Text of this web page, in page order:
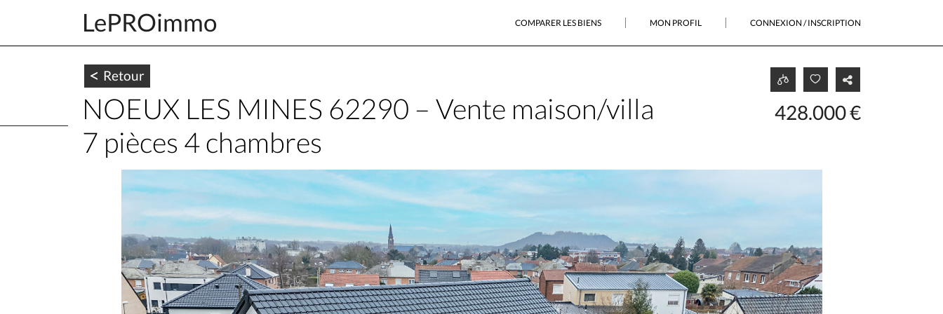
LePROimmo COMPARER LES BIENS MON PROFIL CONNEXION / INSCRIPTION
< Retour
NOEUX LES MINES 62290 – Vente maison/villa
7 pièces 4 chambres
428.000 €